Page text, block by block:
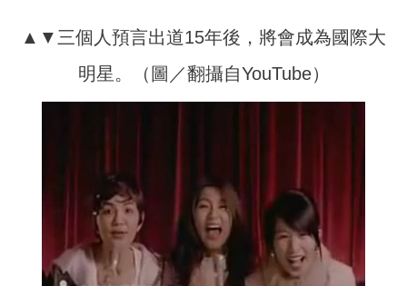
▲▼三個人預言出道15年後，將會成為國際大
明星。（圖／翻攝自YouTube）